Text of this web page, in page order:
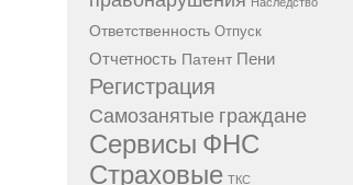
Ответственность Отпуск
Отчетность Патент Пени
Регистрация
Самозанятые граждане
Сервисы ФНС
Страховые ТКС